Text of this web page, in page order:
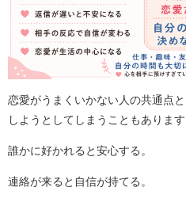
恋愛がうまくいかない人の共通点
しようとしてしまうこともあります
誰かに好かれると安心する。
連絡が来ると自信が持てる。